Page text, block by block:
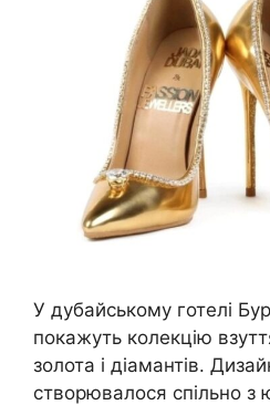
У дубайському готелі
покажуть колекцію
золота і діамантів.
створювалося спільно з